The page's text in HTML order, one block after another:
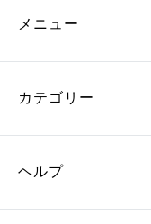
メニュー
カテゴリー
ヘルプ